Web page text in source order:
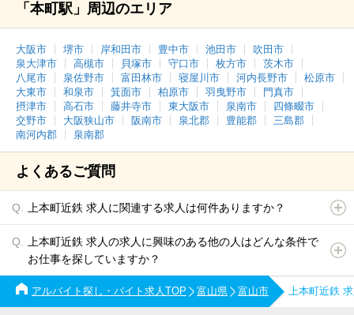
「本町駅」周辺のエリア
大阪市 堺市 岸和田市 豊中市 池田市
吹田市
泉大津市
高槻市 貝塚市 守口市 枚方市
茨木市
八尾市
泉佐野市 富田林市 寝屋川市 河内長野市
松原市
大東市
和泉市 箕面市 柏原市 羽曳野市
門真市
摂津市
高石市 藤井寺市 東大阪市 泉南市
四條畷市
交野市
大阪狭山市 阪南市 泉北郡 豊能郡
三島郡
南河内郡
泉南郡
よくあるご質問
上本町近鉄 求人に関連する求人は何件ありますか？
上本町近鉄 求人の求人に興味のある他の人はどんな条件で
お仕事を探していますか？
アルバイト探し・バイト求人TOP 富山県 富山市 上本町近鉄